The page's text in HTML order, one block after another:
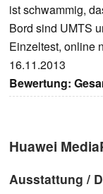
ist schwammig,
Bord sind UMTS
Einzeltest, online
16.11.2013
Bewertung:
Huawei
Ausstattung /